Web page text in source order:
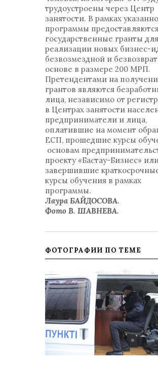
трудоустроены через Центр
занятости. В рамках
программы
государственные гранты для
реализации новых бизнес-
безвозмездной и
основе в размере 200 МРП.
Претендентами на
грантов являются
лица, независимо от
в Центрах занятости
предприниматели и лица,
оплатившие на момент
ЕСП, прошедшие курсы
основам
проекту «Бастау-Бизнес»
завершившие
курсы обучения в рамках
программы.
Лаура БАЙДОСОВА.
Фото В. ШАВНЕВА.
ФОТОГРАФИИ ПО ТЕМЕ